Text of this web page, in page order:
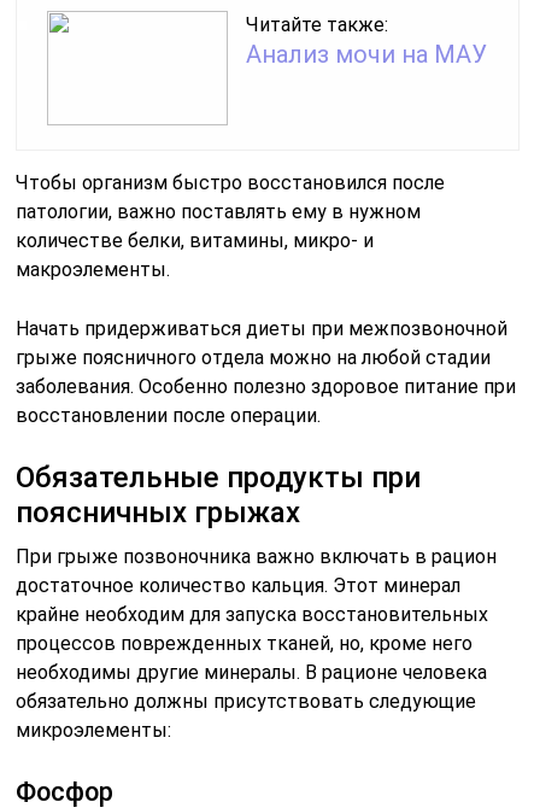
Читайте также:
Анализ мочи на МАУ
Чтобы организм быстро восстановился после
патологии, важно поставлять ему в нужном
количестве белки, витамины, микро- и
макроэлементы.
Начать придерживаться диеты при межпозвоночной
грыже поясничного отдела можно на любой стадии
заболевания. Особенно полезно здоровое питание при
восстановлении после операции.
Обязательные продукты при
поясничных грыжах
При грыже позвоночника важно включать в рацион
достаточное количество кальция. Этот минерал
крайне необходим для запуска восстановительных
процессов поврежденных тканей, но, кроме него
необходимы другие минералы. В рационе человека
обязательно должны присутствовать следующие
микроэлементы:
Фосфор